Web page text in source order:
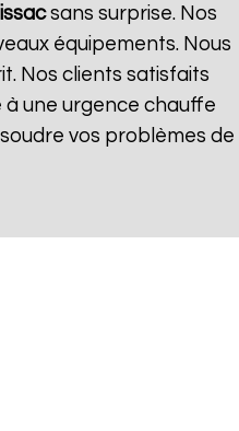
sans surprise. Nos
équipements. Nous
Nos clients satisfaits
une urgence chauffe
vos problèmes de